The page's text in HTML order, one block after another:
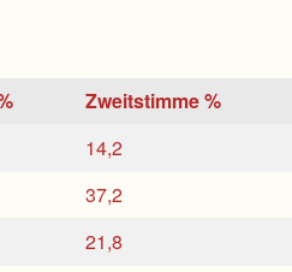
Zweitstimme %
14,2
37,2
21,8